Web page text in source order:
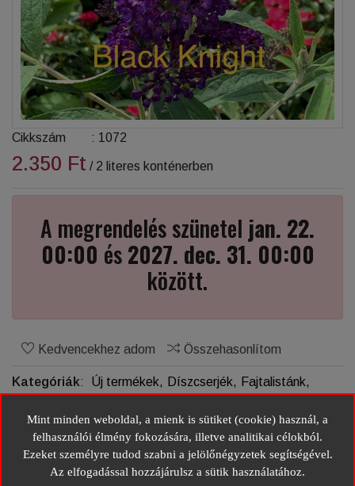
Cikkszám : 1072
2.350 Ft / 2 literes konténerben
A megrendelés szünetel jan. 22.
00:00 és2027. dec. 31. 00:00
között.
Kedvencekhez adom Összehasonlítom
Kategóriák: Új termékek, Díszcserjék, Fajtalistánk,
Illatos nyáriorgona fajták,
Megosztás:
Az illatos nyáriorgona felálló szárú...
Mint minden weboldal, a mienk is sütiket (cookie) használ, a
felhasználói élmény fokozására, illetve analitikai célokból.
Ezeket személyre tudod szabni a jelölőnégyzetek segítségével.
Az elfogadással hozzájárulsz a sütik használatához.